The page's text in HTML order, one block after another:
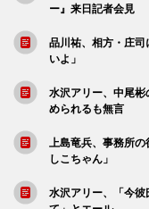
ー』来日記者会見
品川祐、相方・庄
いよ」
水沢アリー、中尾
められるも無言
上島竜兵、事務所
しこちゃん」
水沢アリー、「今